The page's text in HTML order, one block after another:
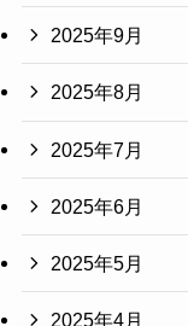
2025年9月
2025年8月
2025年7月
2025年6月
2025年5月
2025年4月